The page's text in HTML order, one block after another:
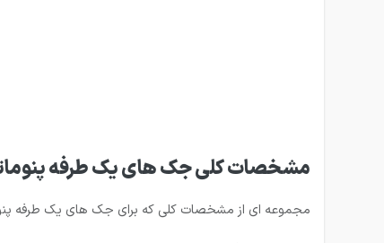
مشخصات کلی جک های یک طرفه
مجموعه ای از مشخصات کلی که برای جک های یک طرفه